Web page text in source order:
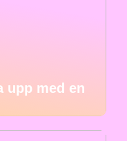
upp med en